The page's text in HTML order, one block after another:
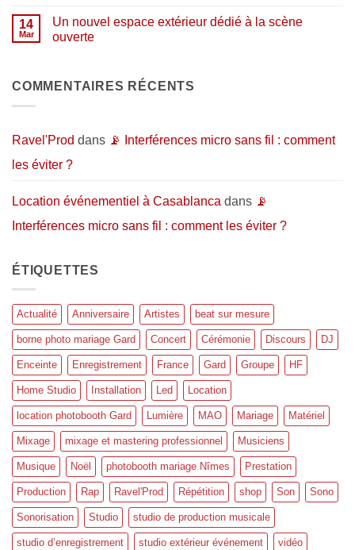
et
au
public
répétition
et
d’enregistrement
pour
donner
musicaux
Pourquoi
organiser
un
?
14
Mar
Un nouvel espace extérieur dédié à la scène
ouverte
Un
à
ouverte
COMMENTAIRES RÉCENTS
Ravel'Prod dans 📡 Interférences micro sans fil : comment
les éviter ?
Location événementiel à Casablanca dans 📡
Interférences micro sans fil : comment les éviter ?
ÉTIQUETTES
Actualité Anniversaire Artistes beat sur mesure
borne photo mariage Gard Concert Cérémonie Discours DJ
Enceinte Enregistrement France Gard Groupe HF
Home Studio Installation Led Location
location photobooth Gard Lumière MAO Mariage Matériel
Mixage mixage et mastering professionnel Musiciens
Musique Noël photobooth mariage Nîmes Prestation
Production Rap Ravel'Prod Répétition shop Son Sono
Sonorisation Studio studio de production musicale
studio d’enregistrement studio extérieur événement vidéo